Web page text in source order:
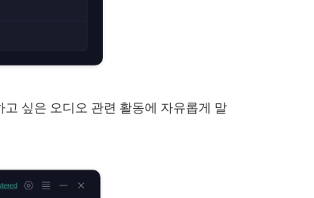
고 싶은 오디오 관련 활동에 자유롭게 말